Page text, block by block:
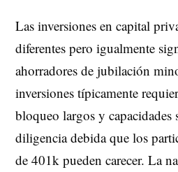
Las inversiones en capital
diferentes pero igualmente
ahorradores de jubilación
inversiones típicamente
bloqueo largos y capacidades
diligencia debida que los
de 401k pueden carecer. La